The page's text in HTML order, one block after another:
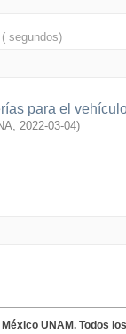
( segundos)
para el
, 2022-03-04)
UNAM. Todos